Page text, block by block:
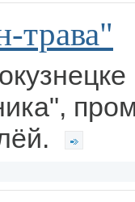
трава"